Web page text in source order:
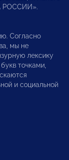
РОССИИ».
Согласно
мы не
лексику
точками,
и социальной